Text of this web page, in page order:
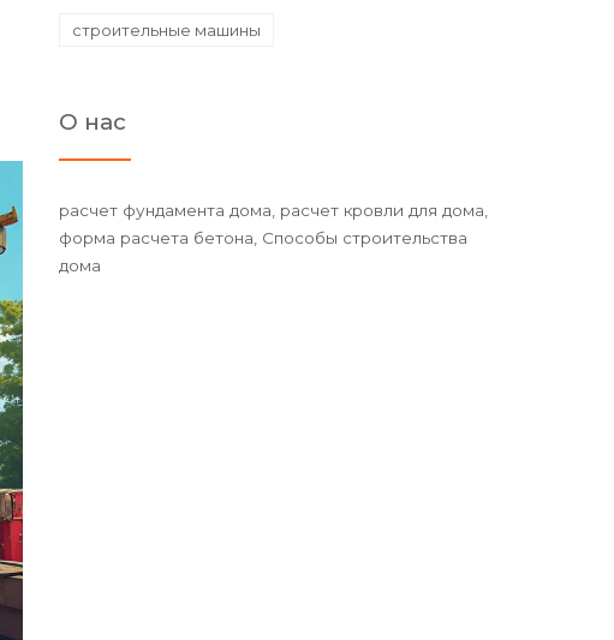
строительные машины
О нас
расчет фундамента дома, расчет кровли для дома,
форма расчета бетона, Способы строительства
дома